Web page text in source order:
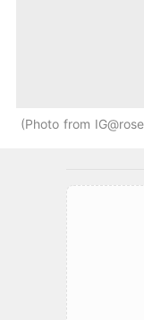
Photo from